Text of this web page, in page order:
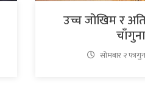
उच्च जोखिम र
सोमबार २